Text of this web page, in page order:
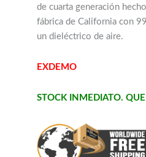
de cuarta generación
fábrica de California con
un dieléctrico de aire.
EXDEMO
STOCK INMEDIATO.